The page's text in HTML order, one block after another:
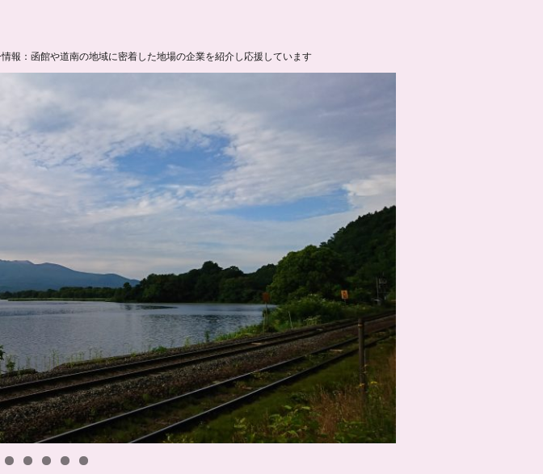
函館や道南の地域に密着した地場の企業を紹介し応援しています